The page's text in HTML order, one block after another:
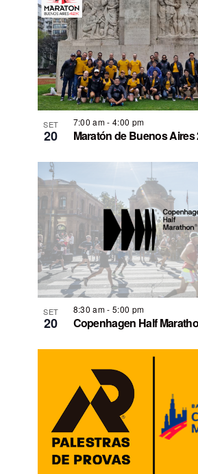
SET
20 Maratón de Buenos Aires
7:00 am-4:00 pm
SET
20 Copenhagen Half
8:30 am-5:00 pm